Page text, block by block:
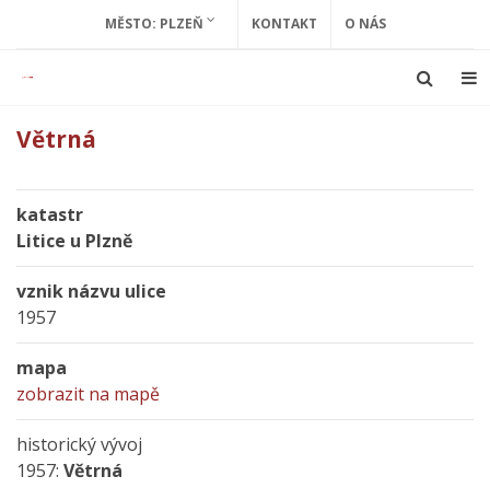
MĚSTO: PLZEŇ KONTAKT O NÁS
Větrná
katastr
Litice u Plzně
vznik názvu ulice
1957
mapa
zobrazit na mapě
historický vývoj
1957: Větrná